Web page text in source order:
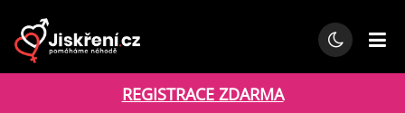
REGISTRACE ZDARMA